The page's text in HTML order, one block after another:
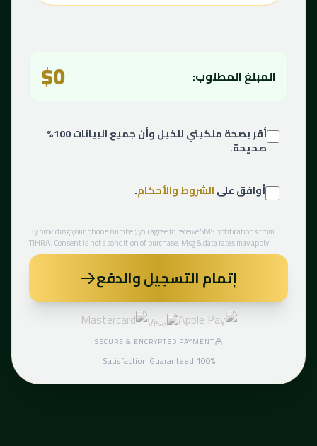
المبلغ المطلوب: $0
أقر بصحة ملكيتي للخيل وأن جميع البيانات 100%
صحيحة.
أوافق علىالشروط والأحكام.
By providing your phone number, you agree to receive SMS notifications from
TIHRA. Consent is not a condition of purchase. Msg & data rates may apply.
إتمام التسجيل والدفع
SECURE & ENCRYPTED PAYMENT
100% Satisfaction Guaranteed